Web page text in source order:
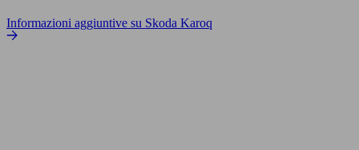
Informazioni aggiuntive su Skoda Karoq